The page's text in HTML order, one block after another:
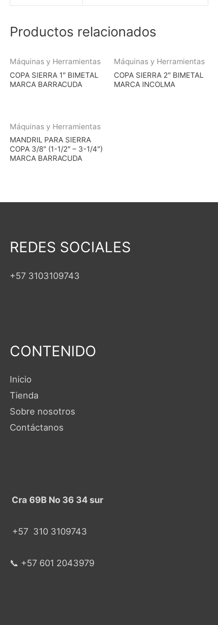
Productos relacionados
Máquinas y Herramientas
COPA SIERRA 1″ BIMETAL
MARCA BARRACUDA
Máquinas y Herramientas
COPA SIERRA 2″ BIMETAL
MARCA INCOLMA
Máquinas y Herramientas
MANDRIL PARA SIERRA
COPA 3/8″ (1-1/2″ – 3-1/4″)
MARCA BARRACUDA
REDES SOCIALES
+57 3103109743
CONTENIDO
Inicio
Tienda
Sobre nosotros
Contáctanos
Cra 69B No 36 34 sur
+57 310 3109743
📞 +57 601 2043979